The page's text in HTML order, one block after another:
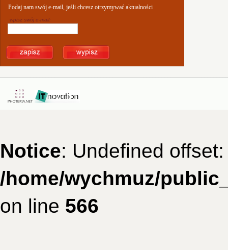
Podaj nam swój e-mail, jeśli chcesz otrzymywać aktualności
wpisz swój e-mail:
Notice: Undefined
/home/wychmuz/
on line 566